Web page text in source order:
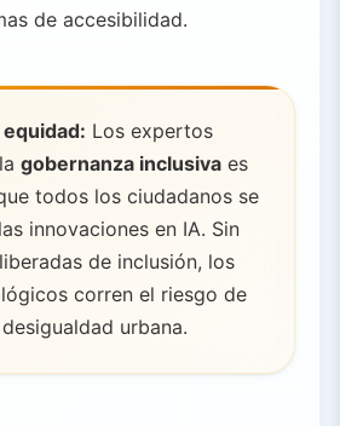
de accesibilidad.
Los expertos
gobernanza inclusiva es
todos los ciudadanos se
innovaciones en IA. Sin
de inclusión, los
corren el riesgo de
urbana.